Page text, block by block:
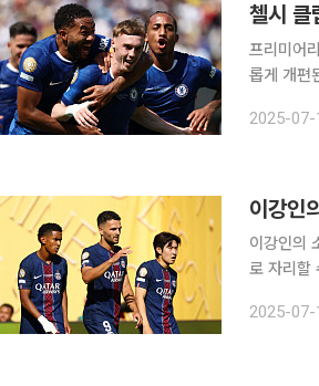
첼시 클
프리미어
롭게 개편
1724억
2025-07-
이강인의
로 자리할 수 있을까. PSG와 첼시는 14일 오전
팀으로 개
2025-07-